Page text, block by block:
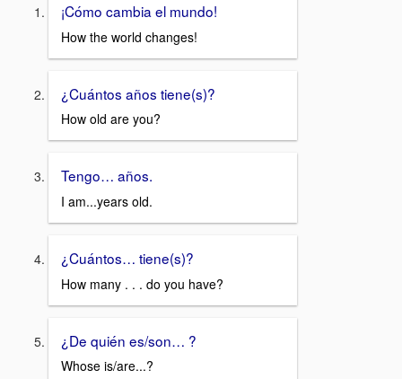
¡Cómo cambia el mundo!
How the world changes!
¿Cuántos años tiene(s)?
How old are you?
Tengo… años.
I am...years old.
¿Cuántos… tiene(s)?
How many . . . do you have?
¿De quién es/son… ?
Whose is/are...?